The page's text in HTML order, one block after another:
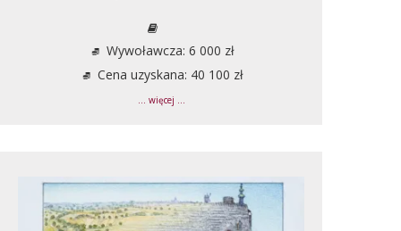
Wywoławcza: 6 000 zł
Cena uzyskana: 40 100 zł
... więcej ...